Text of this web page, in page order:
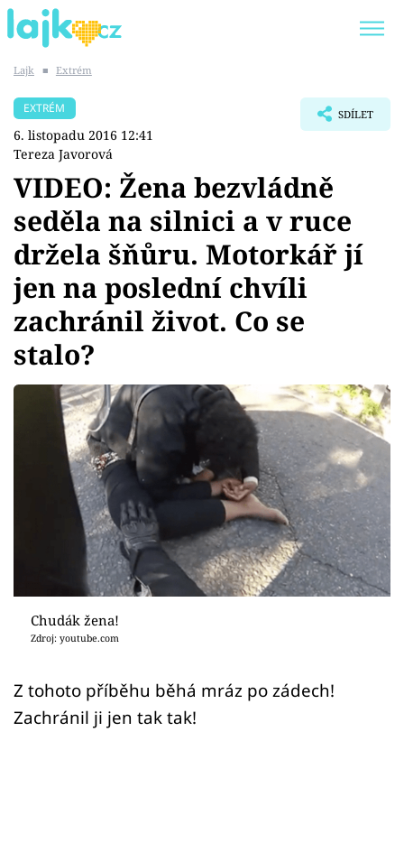
SHOPAHOLICADEL
Témata
Showbyznys
Youtubeři
Virály
Sex a vztahy
Videa
Sledujte prima+
Přihlášení
Sledujte nás
Lajk ■ Extrém
EXTRÉM
6. listopadu 2016 12:41
Tereza Javorová
SDÍLET
VIDEO: Žena bezvládně
seděla na silnici a v ruce
držela šňůru. Motorkář jí
jen na poslední chvíli
zachránil život. Co se
stalo?
Chudák žena!
Zdroj: youtube.com
Z tohoto příběhu běhá mráz po zádech!
Zachránil ji jen tak tak!